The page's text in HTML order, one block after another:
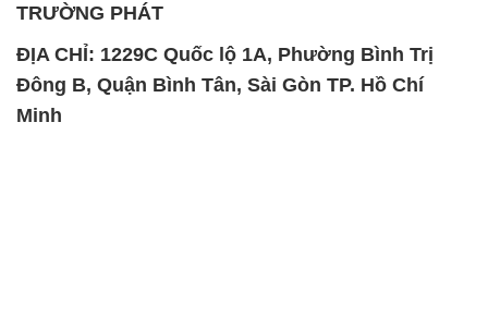
TRƯỜNG PHÁT
ĐỊA CHỈ: 1229C Quốc lộ 1A, Phường Bình Trị
Đông B, Quận Bình Tân, Sài Gòn TP. Hồ Chí
Minh